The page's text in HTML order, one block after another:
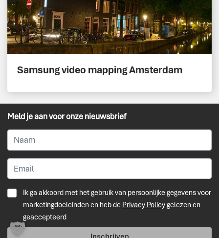
Samsung video mapping Amsterdam
Meld je aan voor onze nieuwsbrief
Ik ga akkoord met het gebruik van persoonlijke gegevens voor
marketingdoeleinden en heb de Privacy Policygelezen en
geaccepteerd